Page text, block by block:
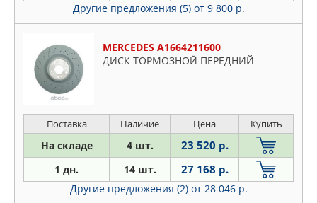
Другие предложения (5) от 9 800 р.
MERCEDES A1664211600
ДИСК ТОРМОЗНОЙ ПЕРЕДНИЙ
Поставка Наличие Цена Купить
На складе 4 шт. 23 520 р.
1 дн. 14 шт. 27 168 р.
Другие предложения (2) от 28 046 р.